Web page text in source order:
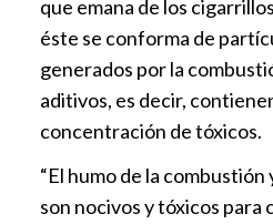
que emana de los
éste se conforma de
generados por la
aditivos, es decir,
concentración de tóxicos.
“El humo de la combustión
son nocivos y tóxicos para